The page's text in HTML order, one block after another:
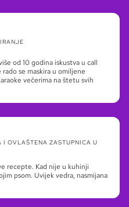
od 10 godina iskustva u call
se maskira u omiljene
večerima na štetu svih
I OVLAŠTENA ZASTUPNICA U
recepte. Kad nije u kuhinji
psom. Uvijek vedra, nasmijana